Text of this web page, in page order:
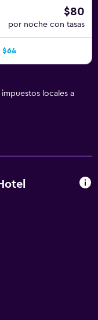
$80
por noche con tasas
$64
locales a